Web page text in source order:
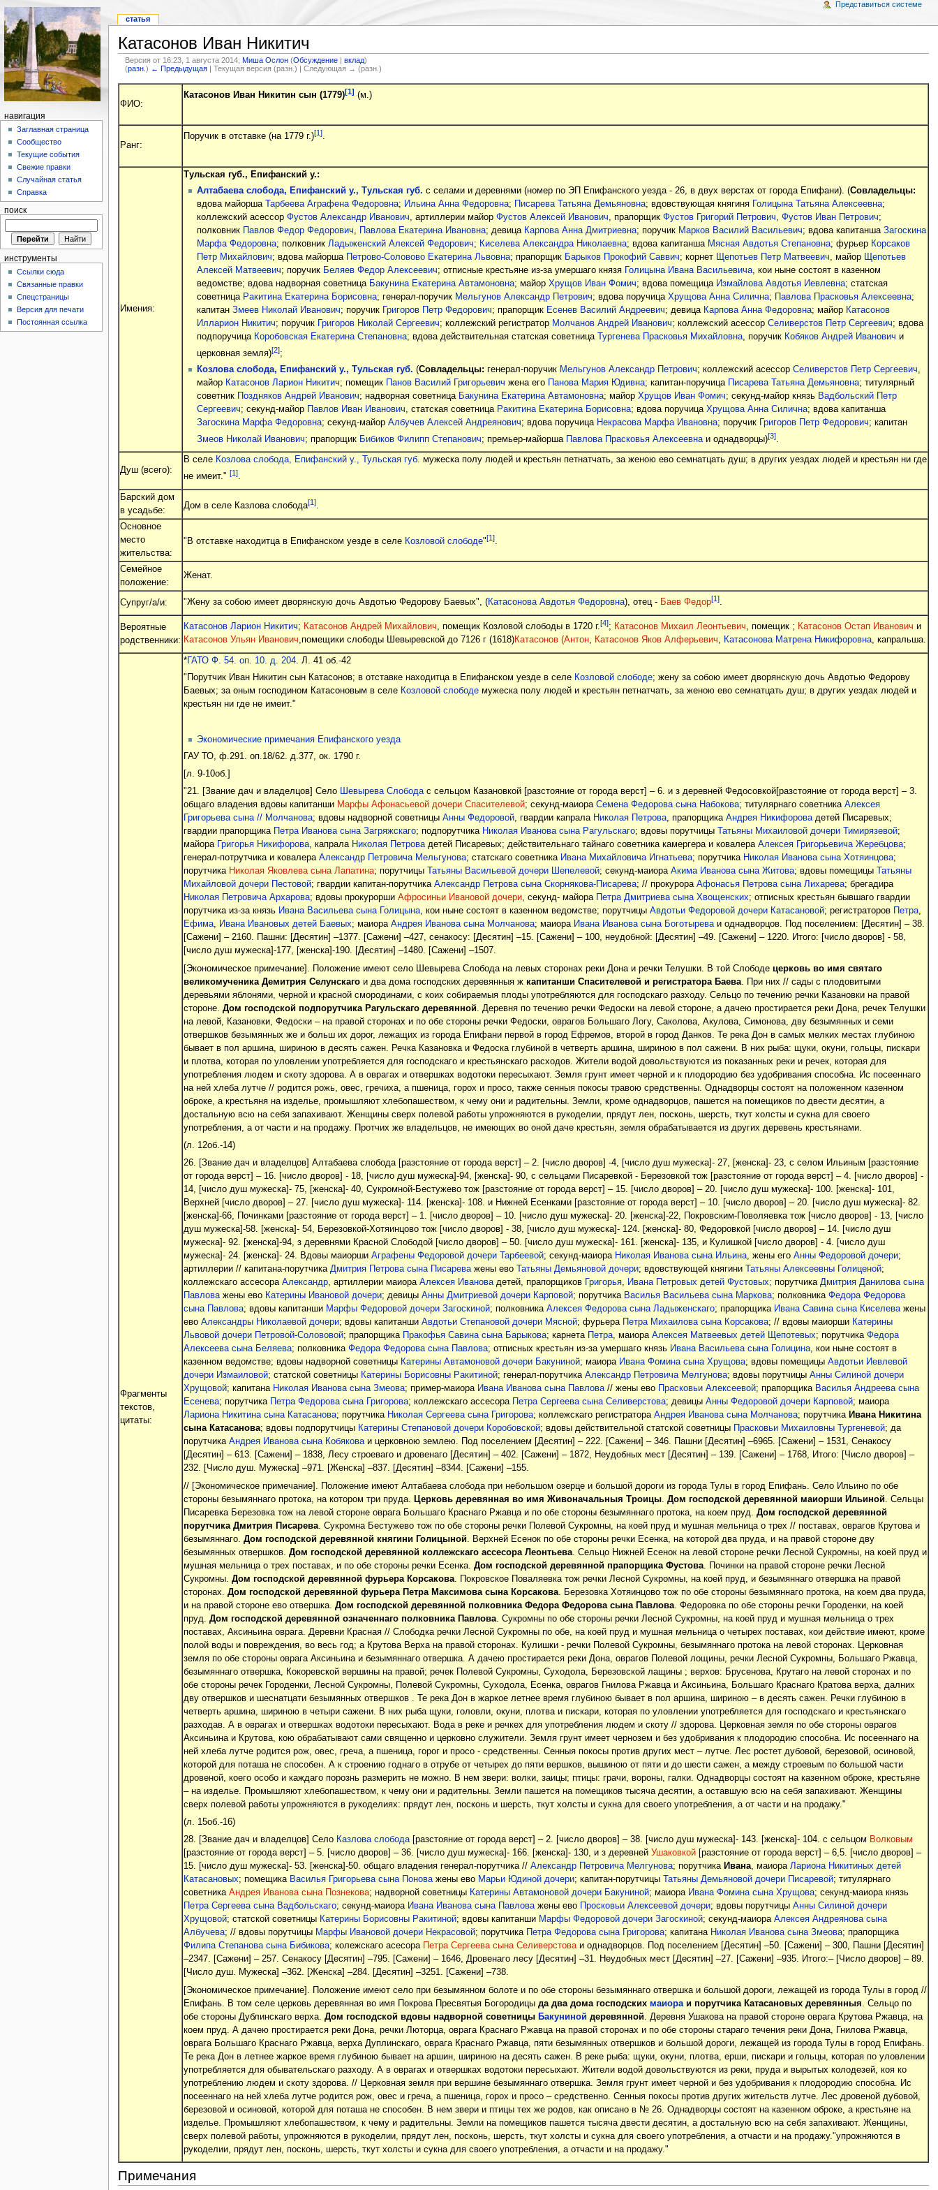
Катасонов Иван Никитич
Версия от 16:23, 1 августа 2014;Миша Ослон (Обсуждение |вклад)
(разн.) ← Предыдущая | Текущая версия (разн.) | Следующая → (разн.)
ФИО:
Катасонов Иван Никитин сын (1779)[1] (м.)
Ранг:
Поручик в отставке (на 1779 г.)[1].
Имения:
Тульская губ., Епифанский у.:
Алтабаева слобода, Епифанский у., Тульская губ. с селами и деревнями (номер по ЭП Епифанского уезда - 26, в двух верстах от города Епифани). (Совладельцы:
вдова майорша Тарбеева Аграфена Федоровна; Ильина Анна Федоровна; Писарева Татьяна Демьяновна; вдовствующая княгиня Голицына Татьяна Алексеевна;
коллежский асессор Фустов Александр Иванович , артиллерии майор Фустов Алексей Иванович , прапорщик Фустов Григорий Петрович Фустов Иван Петрович;
полковник Павлов Федор Федорович Павлова Екатерина Ивановна; девица Карпова Анна Дмитриевна; поручик Марков Василий Васильевич; вдова капитанша Загоскина
Марфа Федоровна; полковник Ладыженский Алексей Федорович; Киселева Александра Николаевна; вдова капитанша Мясная Авдотья Степановна; фурьер Корсаков
Петр Михайлович; вдова майорша Петрово-Соловово Екатерина Львовна; прапорщик Барыков Прокофий Саввич; корнет Щепотьев Петр Матвеевич , майор
Щепотьев
Алексей Матвеевич; поручик Беляев Федор Алексеевич; отписные крестьяне из-за умершаго князя Голицына Ивана Васильевича, кои ныне состоят в казенном
ведомстве; вдова надворная советница Бакунина Екатерина Автамоновна; майор Хрущов Иван Фомич; вдова помещица Измайлова Авдотья Иевлевна; статская
советница Ракитина Екатерина Борисовна; генерал-поручик Мельгунов Александр Петрович; вдова поручица Хрущова Анна Силична; Павлова Прасковья Алексеевна;
капитан Змеев Николай Иванович; поручик Григоров Петр Федорович; прапорщик Есенев Василий Андреевич; девица Карпова Анна Федоровна; майор Катасонов
Илларион Никитич; поручик Григоров Николай Сергеевич; коллежский регистратор Молчанов Андрей Иванович; коллежский асессор Селиверстов Петр Сергеевич; вдова
подпоручица Коробовская Екатерина Степановна; вдова действительная статская советница Тургенева Прасковья Михайловна, поручик Кобяков Андрей Иванович и
церковная земля)[2];
Козлова слобода, Епифанский у., Тульская губ. (Совладельцы: генерал-поручик Мельгунов Александр Петрович; коллежский асессор Селиверстов Петр Сергеевич
майор Катасонов Ларион Никитич; помещик Панов Василий Григорьевич жена его Панова Мария Юдивна; капитан-поручица Писарева Татьяна Демьяновна; титулярный
советник Поздняков Андрей Иванович; надворная советница Бакунина Екатерина Автамоновна; майор Хрущов Иван Фомич; секунд-майор князь Вадбольский Петр
Сергеевич; секунд-майор Павлов Иван Иванович , статская советница Ракитина Екатерина Борисовна; вдова поручица Хрущова Анна Силична; вдова капитанша
Загоскина Марфа Федоровна; секунд-майор Албучев Алексей Андреянович; вдова поручица Некрасова Марфа Ивановна; поручик Григоров Петр Федорович; капитан
Змеов Николай Иванович; прапорщик Бибиков Филипп Степанович; премьер-майорша Павлова Прасковья Алексеевнаи однадворцы)[3].
Душ (всего):
В селе Козлова слобода, Епифанский у., Тульская губ. мужеска полу людей и крестьян петнатчать, за женою ево семнатцать душ; в других уездах людей и крестьян ни где
не имеит." [1].
Барский дом
в усадьбе:
Дом в селе Казлова слобода[1].
Основное
место
жительства:
"В отставке находитца в Епифанском уезде в селе Козловой слободе"[1].
Семейное
положение:
Женат.
Супруг/а/и: "Жену за собою имеет дворянскую дочь Авдотью Федорову Баевых", (Катасонова Авдотья Федоровна), отец - Баев Федор[1].
Вероятные
родственники:
Катасонов Ларион Никитич; Катасонов Андрей Михайлович, помещик Козловой слободы в 1720 г.[4]; Катасонов Михаил Леонтьевич, помещик ; Катасонов Остап Иванович и
Катасонов Ульян Иванович,помещики слободы Шевыревской до 7126 г (1618)Катасонов (Антон, Катасонов Яков Алферьевич, Катасонова Матрена Никифоровна, капральша.
Фрагменты
текстов,
цитаты:
*ГАТО Ф. 54. оп. 10. д. 204. Л. 41 об.-42
"Порутчик Иван Никитин сын Катасонов; в отставке находитца в Епифанском уезде в селе Козловой слободе; жену за собою имеет дворянскую дочь Авдотью Федорову
Баевых; за оным господином Катасоновым в селе Козловой слободемужеска полу людей и крестьян петнатчать, за женою ево семнатцать душ; в других уездах людей и
крестьян ни где не имеит."
Экономические примечания Епифанского уезда
ГАУ ТО, ф.291. оп.18/62. д.377, ок. 1790 г.
[л. 9-10об.]
"21. [Звание дач и владелцов] Село Шевырева Слободас сельцом Казановкой [разстояние от города верст] – 6. и з деревней Федосовкой[разстояние от города верст] – 3.
общаго владения вдовы капитанши Марфы Афонасьевой дочери Спасителевой; секунд-маиора Семена Федорова сына Набокова; титулярнаго советника Алексея
Григорьева сына // Молчанова; вдовы надворной советницы Анны Федоровой, гвардии капрала Николая Петрова, прапорщика Андрея Никифоровадетей Писаревых;
гвардии прапорщика
Петра Иванова сына Загряжскаго; подпорутчика Николая Иванова сына Рагульскаго; вдовы порутчицы Татьяны Михаиловой дочери Тимирязевой;
майора
Григорья Никифорова, капрала Николая Петровадетей Писаревых; действительнаго тайнаго советника камергера и ковалера Алексея Григорьевича Жеребцова;
генерал-потрутчика и ковалера Александр Петровича Мельгунова; статскаго советника Ивана Михайловича Игнатьева; порутчика Николая Иванова сына Хотяинцова;
порутчика Николая Яковлева сына Лапатина; порутчицы Татьяны Васильевой дочери Шепелевой; секунд-маиора Акима Иванова сына Житова; вдовы помещицы
Татьяны
Михайловой дочери Пестовой; гвардии капитан-порутчика Александр Петрова сына Скорнякова-Писарева; // прокурора Афонасья Петрова сына Лихарева; брегадира
Николая Петровича Архарова; вдовы прокурорши Афросиньи Ивановой дочери, секунд- майора Петра Дмитриева сына Хвощенских; отписных крестьян бывшаго гвардии
порутчика из-за князь Ивана Васильева сына Голицына, кои ныне состоят в казенном ведомстве; порутчицы Авдотьи Федоровой дочери Катасановой; регистраторов Петра,
Ефима, Ивана Ивановых детей Баевых; маиора Андрея Иванова сына Молчанова; маиора Ивана Иванова сына Боготыреваи однадворцов. Под поселением: [Десятин] – 38.
[Сажени] – 2160. Пашни: [Десятин] –1377. [Сажени] –427, сенакосу: [Десятин] –15. [Сажени] – 100, неудобной: [Десятин] –49. [Сажени] – 1220. Итого: [число дворов] - 58,
[число душ мужеска]-177, [женска]-190. [Десятин] –1480. [Сажени] –1507.
[Экономическое примечание]. Положение имеют село Шевырева Слобода на левых сторонах реки Дона и речки Телушки. В той Слободе церковь во имя святаго
великомученика Демитрия Селунскагои два дома господских деревянныя ж капитанши Спасителевой и регистратора Баева. При них // сады с плодовитыми
деревьями яблонями, черной и красной смородинами, с коих собираемыя плоды употребляются для господскаго разходу. Сельцо по течению речки Казановки на правой
стороне. Дом господской подпорутчика Рагульскаго деревянной. Деревня по течению речки Федоски на левой стороне, а дачею простирается реки Дона, речек Телушки
на левой, Казановки, Федоски – на правой сторонах и по обе стороны речки Федоски, оврагов Большаго Логу, Саколова, Акулова, Симонова, дву безымянных и семи
отвершков безымянных же и больш их дорог, лежащих из города Епифани первой в город Ефремов, второй в город Данков. Те река Дон в самых мелких местах глубиною
бывает в пол аршина, шириною в десять сажен. Речка Казановка и Федоска глубиной в четверть аршина, шириною в пол сажени. В них рыба: щуки, окуни, гольцы, пискари
и плотва, которая по уловлении употребляется для господскаго и крестьянскаго расходов. Жители водой довольствуются из показанных реки и речек, которая для
употребления людем и скоту здорова. А в оврагах и отвершках водотоки пересыхают. Земля грунт имеет черной и к плодородию без удобривания способна. Ис посееннаго
на ней хлеба лутче // родится рожь, овес, гречиха, а пшеница, горох и просо, также сенныя покосы травою средственны. Однадворцы состоят на положенном казенном
оброке, а крестьяня на изделье, промышляют хлебопашеством, к чему они и радительны. Земли, кроме однадворцов, пашется на помещиков по двести десятин, а
достальную всю на себя запахивают. Женщины сверх полевой работы упрожняются в рукоделии, прядут лен, посконь, шерсть, ткут холсты и сукна для своего
употребления, а от части и на продажу. Протчих же владельцов, не имеющих во оной даче крестьян, земля обрабатывается из других деревень крестьянами.
(л. 12об.-14)
26. [Звание дач и владелцов] Алтабаева слобода [разстояние от города верст] – 2. [число дворов] -4, [число душ мужеска]- 27, [женска]- 23, с селом Ильиным [разстояние
от города верст] – 16. [число дворов] - 18, [число душ мужеска]-94, [женска]- 90, с сельцами Писаревкой - Березовкой тож [разстояние от города верст] – 4. [число дворов] -
14, [число душ мужеска]- 75, [женска]- 40, Сукромной-Бестужево тож [разстояние от города верст] – 15. [число дворов] – 20. [число душ мужеска]- 100. [женска]- 101,
Верхней [число дворов] – 27. [число душ мужеска]- 114. [женска]- 108. и Нижней Есенками [разстояние от города верст] – 10. [число дворов] – 20. [число душ мужеска]- 82.
[женска]-66, Починками [разстояние от города верст] – 1. [число дворов] – 10. [число душ мужеска]- 20. [женска]-22, Покровским-Поволяевка тож [число дворов] - 13, [число
душ мужеска]-58. [женска]- 54, Березовкой-Хотяинцово тож [число дворов] - 38, [число душ мужеска]- 124. [женска]- 80, Федоровкой [число дворов] – 14. [число душ
мужеска]- 92. [женска]-94, з деревнями Красной Слободой [число дворов] – 50. [число душ мужеска]- 161. [женска]- 135, и Кулишкой [число дворов] - 4. [число душ
мужеска]- 24. [женска]- 24. Вдовы маиорши Аграфены Федоровой дочери Тарбеевой; секунд-маиора Николая Иванова сына Ильина, жены его Анны Федоровой дочери;
артиллерии // капитана-порутчика Дмитрия Петрова сына Писареважены ево Татьяны Демьяновой дочери; вдовствующей княгини Татьяны Алексеевны Голиценой;
коллежскаго ассесора Александр, артиллерии маиора Алексея Ивановадетей, прапорщиков Григорья, Ивана Петровых детей Фустовых; порутчика Дмитрия Данилова сына
Павловажены ево Катерины Ивановой дочери; девицы Анны Дмитриевой дочери Карповой; порутчика Василья Васильева сына Маркова; полковника Федора Федорова
сына Павлова; вдовы капитанши Марфы Федоровой дочери Загоскиной; полковника Алексея Федорова сына Ладыженскаго; прапорщика Ивана Савина сына Киселеважены
ево Александры Николаевой дочери; вдовы капитанши Авдотьи Степановой дочери Мясной; фурьера Петра Михаилова сына Корсакова; // вдовы маиорши Катерины
Львовой дочери Петровой-Солововой; прапорщика Пракофья Савина сына Барыкова; карнета Петра, маиора Алексея Матвеевых детей Щепотевых; порутчика Федора
Алексеева сына Беляева; полковника Федора Федорова сына Павлова; отписных крестьян из-за умершаго князь Ивана Васильева сына Голицина, кои ныне состоят в
казенном ведомстве; вдовы надворной советницы Катерины Автамоновой дочери Бакуниной; маиора Ивана Фомина сына Хрущова; вдовы помещицы Авдотьи Иевлевой
дочери Измаиловой; статской советницы Катерины Борисовны Ракитиной; генерал-порутчика Александр Петровича Мелгунова; вдовы порутчицы Анны Силиной дочери
Хрущовой; капитана Николая Иванова сына Змеова; пример-маиора Ивана Иванова сына Павлова// жены ево Прасковьи Алексеевой; прапорщика Василья Андреева сына
Есенева; порутчика Петра Федорова сына Григорова; коллежскаго ассесора Петра Сергеева сына Селиверстова; девицы Анны Федоровой дочери Карповой; маиора
Лариона Никитина сына Катасанова; порутчика Николая Сергеева сына Григорова; коллежскаго регистратора Андрея Иванова сына Молчанова; порутчика Ивана Никитина
сына Катасанова; вдовы подпорутчицы Катерины Степановой дочери Коробовской; вдовы действительной статской советницы Прасковьи Михаиловны Тургеневой; да
порутчика Андрея Иванова сына Кобяковаи церковною землею. Под поселением [Десятин] – 222. [Сажени] – 346. Пашни [Десятин] –6965. [Сажени] – 1531, Сенакосу
[Десятин] – 613. [Сажени] – 1838, Лесу строеваго и дровенаго [Десятин] – 402. [Сажени] – 1872, Неудобных мест [Десятин] – 139. [Сажени] – 1768, Итого: [Число дворов] –
232. [Число душ. Мужеска] –971. [Женска] –837. [Десятин] –8344. [Сажени] –155.
// [Экономическое примечание]. Положение имеют Алтабаева слобода при небольшом озерце и большой дороги из города Тулы в город Епифань. Село Ильино по обе
стороны безымяннаго протока, на котором три пруда.
Церковь деревянная во имя Живоначальныя Троицы. Дом господской деревянной маиорши Ильиной. Сельцы
Писаревка Березовка тож на левой стороне оврага Большаго Краснаго Ржавца и по обе стороны безымяннаго протока, на коем пруд. Дом господской деревянной
порутчика Дмитрия Писарева. Сукромна Бестужево тож по обе стороны речки Полевой Сукромны, на коей пруд и мушная мельница о трех // поставах, оврагов Крутова и
безымяннаго. Дом господской деревянной княгини Голицыной. Верхней Есенок по обе стороны речки Есенка, на которой два пруда, и на правой стороне дву
безымянных отвершков. Дом господской деревянной коллежскаго ассесора Леонтьева. Сельцо Нижней Есенок на левой стороне речки Лесной Сукромны, на коей пруд и
мушная мельница о трех поставах, и по обе стороны речки Есенка. Дом господской деревянной прапорщика Фустова. Починки на правой стороне речки Лесной
Сукромны. Дом господской деревянной фурьера Корсакова. Покровское Поваляевка тож речки Лесной Сукромны, на коей пруд, и безымяннаго отвершка на правой
сторонах. Дом господской деревянной фурьера Петра Максимова сына Корсакова. Березовка Хотяинцово тож по обе стороны безымяннаго протока, на коем два пруда,
и на правой стороне ево отвершка. Дом господской деревянной полковника Федора Федорова сына Павлова. Федоровка по обе стороны речки Городенки, на коей
пруд. Дом господской деревянной означеннаго полковника Павлова. Сукромны по обе стороны речки Лесной Сукромны, на коей пруд и мушная мельница о трех
поставах, Аксиньина оврага. Деревни Красная // Слободка речки Лесной Сукромны по обе, на коей пруд и мушная мельница о четырех поставах, кои действие имеют, кроме
полой воды и повреждения, во весь год; а Крутова Верха на правой сторонах. Кулишки - речки Полевой Сукромны, безымяннаго протока на левой сторонах. Церковная
земля по обе стороны оврага Аксиньина и безымяннаго отвершка. А дачею простирается реки Дона, оврагов Полевой лощины, речки Лесной Сукромны, Большаго Ржавца,
безымяннаго отвершка, Кокоревской вершины на правой; речек Полевой Сукромны, Суходола, Березовской лащины ; верхов: Брусенова, Крутаго на левой сторонах и по
обе стороны речек Городенки, Лесной Сукромны, Полевой Сукромны, Суходола, Есенка, оврагов Гнилова Ржавца и Аксиньина, Большаго Краснаго Кратова верха, далних
дву отвершков и шеснатцати безымянных отвершков . Те река Дон в жаркое летнее время глубиною бывает в пол аршина, шириною – в десять сажен. Речки глубиною в
четверть аршина, шириною в четыри сажени. В них рыба щуки, головли, окуни, плотва и пискари, которая по уловлении употребляется для господскаго и крестьянскаго
разходав. А в оврагах и отвершках водотоки пересыхают. Вода в реке и речкех для употребления людем и скоту // здорова. Церковная земля по обе стороны оврагов
Аксиньина и Крутова, кою обрабатывают сами священно и церковно служители. Земля грунт имеет чернозем и без удобривания к плодородию способна. Ис посееннаго на
ней хлеба лутче родится рож, овес, греча, а пшеница, горог и просо - средственны. Сенныя покосы против других мест – лутче. Лес ростет дубовой, березовой, осиновой,
которой для поташа не способен. А к строению годнаго в отрубе от четырех до пяти вершков, вышиною от пяти и до шести сажен, а между строевым по большой части
дровеной, коего особо и каждаго порознь размерить не можно. В нем звери: волки, заицы; птицы: грачи, вороны, галки. Однадворцы состоят на казенном оброке, крестьяне
– на изделье. Промышляют хлебопашеством, к чему они и радительны. Земли пашется на помещиков тысяча десятин, а оставшую всю на себя запахивают. Женщины
сверх полевой работы упрожняются в рукоделиях: прядут лен, посконь и шерсть, ткут холсты и сукна для своего употребления, а от части и на продажу."
(л. 15об.-16)
28. [Звание дач и владелцов] Село Казлова слобода[разстояние от города верст] – 2. [число дворов] – 38. [число душ мужеска]- 143. [женска]- 104. с сельцом Волковым
[разстояние от города верст] – 5. [число дворов] – 36. [число душ мужеска]- 166. [женска]- 130, и з деревней Ушаковкой[разстояние от города верст] – 6,5. [число дворов] –
15. [число душ мужеска]- 53. [женска]-50. общаго владения генерал-порутчика // Александр Петровича Мелгунова; порутчика Ивана, маиора Лариона Никитиных детей
Катасановых; помещика Василья Григорьева сына Поноважены ево Марьи Юдиной дочери; капитан-порутчицы Татьяны Демьяновой дочери Писаревой; титулярнаго
советника Андрея Иванова сына Познекова; надворной советницы Катерины Автамоновой дочери Бакуниной; маиора Ивана Фомина сына Хрущова; секунд-маиора князь
Петра Сергеева сына Вадбольскаго; секунд-маиора Ивана Иванова сына Павловажены ево Просковьи Алексеевой дочери; вдовы порутчицы Анны Силиной дочери
Хрущовой; статской советницы Катерины Борисовны Ракитиной; вдовы капитанши Марфы Федоровой дочери Загоскиной; секунд-маиора Алексея Андреянова сына
Албучева; // вдовы порутчицы Марфы Ивановой дочери Некрасовой; порутчика Петра Федорова сына Григорова; капитана Николая Иванова сына Змеова; прапорщика
Филипа Степанова сына Бибикова; колежскаго асесора Петра Сергеева сына Селиверстоваи однадворцов. Под поселением [Десятин] –50. [Сажени] – 300, Пашни [Десятин]
–2347. [Сажени] – 257. Сенакосу [Десятин] –795. [Сажени] – 1646, Дровенаго лесу [Десятин] –31. Неудобных мест [Десятин] –27. [Сажени] –935. Итого:– [Число дворов] – 89.
[Число душ. Мужеска] –362. [Женска] –284. [Десятин] –3251. [Сажени] –738.
[Экономическое примечание]. Положение имеют село при безымянном болоте и по обе стороны безымяннаго отвершка и большой дороги, лежащей из города Тулы в город //
Епифань. В том селе церковь деревянная во имя Покрова Пресвятыя Богородицы да два дома господских маиораи порутчика Катасановыхдеревянныя . Сельцо по
обе стороны Дублинскаго верха. Дом господской вдовы надворной советницы Бакунинойдеревянной. Деревня Ушакова на правой стороне оврага Крутова Ржавца, на
коем пруд. А дачею простирается реки Дона, речки Люторца, оврага Краснаго Ржавца на правой сторонах и по обе стороны стараго течения реки Дона, Гнилова Ржавца,
оврага Большаго Краснаго Ржавца, верха Дуплинскаго, оврага Краснаго Ржавца, пяти безымянных отвершков и большой дороги, лежащей из города Тулы в город Епифань.
Те река Дон в летнее жаркое время глубиною бывает на аршин, шириною на десять сажен. В реке рыба: щуки, окуни, плотва, ерши, пискари и гольцы, которая по уловлении
употребляется для обывательскаго разходу. А в оврагах и отвершках водотоки пересыхают. Жители водой довольствуются из реки, пруда и вырытых колодезей, коя ко
употреблению людем и скоту здорова. // Церковная земля при вершине безымяннаго отвершка. Земля грунт имеет черной и без удобривания к плодородию способна. Ис
посееннаго на ней хлеба лутче родится рож, овес и греча, а пшеница, горох и просо – средственно. Сенныя покосы против других жительств лутче. Лес дровеной дубовой,
березовой и осиновой, которой для поташа не способен. В нем звери и птицы тех же родов, как описано в № 26. Однадворцы состоят на казенном оброке, а крестьяне на
изделье. Промышляют хлебопашеством, к чему и радительны. Земли на помещиков пашется тысяча двести десятин, а достальную всю на себя запахивают. Женщины,
сверх полевой работы, упрожняются в рукоделии, прядут лен, посконь, шерсть, ткут холсты и сукна для своего употребления, а отчасти и на продажу."упрожняются в
рукоделии, прядут лен, посконь, шерсть, ткут холсты и сукна для своего употребления, а отчасти и на продажу."
Примечания
статья
Представиться системе
навигация
Заглавная страница
Сообщество
Текущие события
Свежие правки
Случайная статья
Справка
поиск
инструменты
Ссылки сюда
Связанные правки
Спецстраницы
Версия для печати
Постоянная ссылка